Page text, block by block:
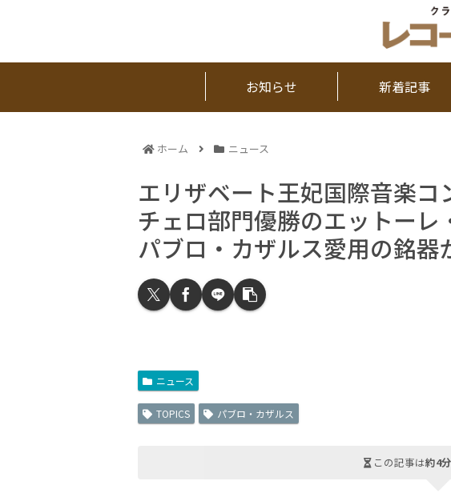
お知らせ 新着記事
ホーム ニュース
エリザベート王妃国際音楽コ
チェロ部門優勝のエットーレ
パブロ・カザルス愛用の銘器
ニュース
TOPICS パブロ・カザルス
この記事は約4分